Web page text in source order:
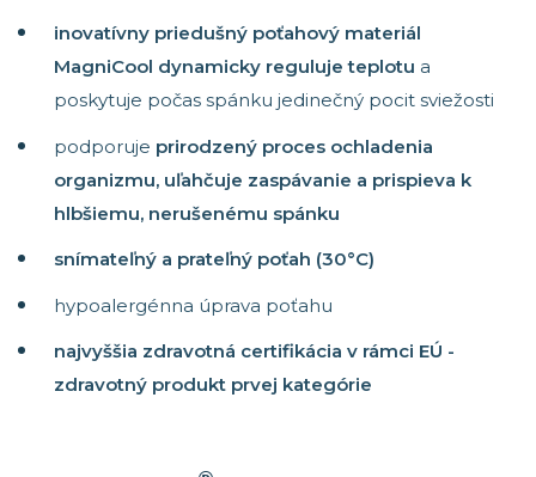
inovatívny priedušný poťahový materiál
MagniCool dynamicky reguluje teplotu a
poskytuje počas spánku jedinečný pocit sviežosti
podporuje prirodzený proces ochladenia
organizmu, uľahčuje zaspávanie a prispieva k
hlbšiemu, nerušenému spánku
snímateľný a prateľný poťah (30°C)
hypoalergénna úprava poťahu
najvyššia zdravotná certifikácia v rámci EÚ -
zdravotný produkt prvej kategórie